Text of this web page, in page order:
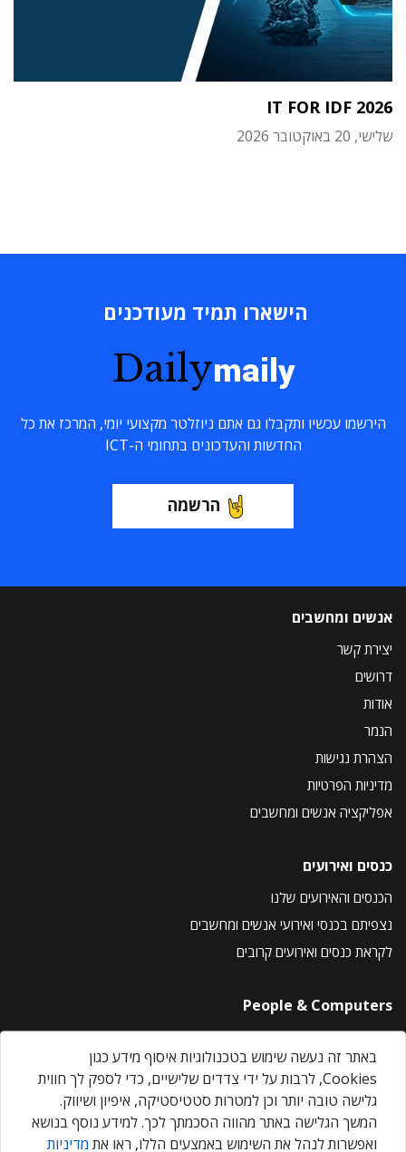
IT FOR IDF 2026
שלישי, 20 באוקטובר 2026
הישארו תמיד מעודכנים
Dailymaily
הירשמו עכשיו ותקבלו גם אתם ניוזלטר מקצועי יומי, המרכז את כל
החדשות והעדכונים בתחומי ה-ICT
הרשמה
אנשים ומחשבים
יצירת קשר
דרושים
אודות
הנמר
הצהרת נגישות
מדיניות הפרטיות
אפליקציה אנשים ומחשבים
כנסים ואירועים
הכנסים והאירועים שלנו
נצפיתם בכנסי ואירועי אנשים ומחשבים
לקראת כנסים ואירועים קרובים
People & Computers
About Us
Privacy Policy
Contact Us
Our Events
באתר זה נעשה שימוש בטכנולוגיות איסוף מידע כגון
Cookies, לרבות על ידי צדדים שלישיים, כדי לספק לך חווית
גלישה טובה יותר וכן למטרות סטטיסטיקה, איפיון ושיווק.
המשך הגלישה באתר מהווה הסכמתך לכך. למידע נוסף בנושא
ואפשרות לנהל את השימוש באמצעים הללו, ראו את מדיניות